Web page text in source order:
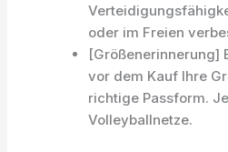
oder im Freien
[Größenerinnerung]
vor dem Kauf Ihre
richtige Passform.
Volleyballnetze.